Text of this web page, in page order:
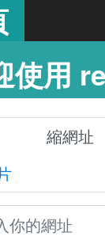
使用
縮網址